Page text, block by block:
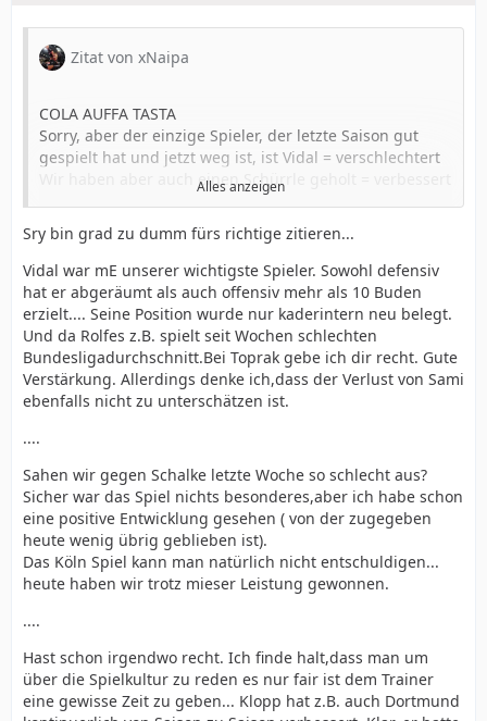
Zitat von xNaipa
COLA AUFFA TASTA
Sorry, aber der einzige Spieler, der letzte Saison gut
gespielt hat und jetzt weg ist, ist Vidal = verschlechtert
Wir haben aber auch einen Schürrle geholt = verbessert
Außerdem noch einen Toprak, der, wie man sieht, eine
gute bis sehr gute Verstärkung für die Defensive ist.
Wo ist da unser Kader schlechter?
....
Hat man ja an den Beispielen Köln und jetzt Freiburg
gesehen. Wir sehen gegen jeden Gegner schlecht aus.
.....
Als Heynckes noch hier war, wollte man so einen Fußball
nicht sehen (und da waren die meisten Spiele nett
anzusehen). Jetzt wird das wieder toleriert? Klasse...
Alles anzeigen
Sry bin grad zu dumm fürs richtige zitieren...
Vidal war mE unserer wichtigste Spieler. Sowohl defensiv
hat er abgeräumt als auch offensiv mehr als 10 Buden
erzielt.... Seine Position wurde nur kaderintern neu belegt.
Und da Rolfes z.B. spielt seit Wochen schlechten
Bundesligadurchschnitt.Bei Toprak gebe ich dir recht. Gute
Verstärkung. Allerdings denke ich,dass der Verlust von Sami
ebenfalls nicht zu unterschätzen ist.
....
Sahen wir gegen Schalke letzte Woche so schlecht aus?
Sicher war das Spiel nichts besonderes,aber ich habe schon
eine positive Entwicklung gesehen ( von der zugegeben
heute wenig übrig geblieben ist).
Das Köln Spiel kann man natürlich nicht entschuldigen...
heute haben wir trotz mieser Leistung gewonnen.
....
Hast schon irgendwo recht. Ich finde halt,dass man um
über die Spielkultur zu reden es nur fair ist dem Trainer
eine gewisse Zeit zu geben... Klopp hat z.B. auch Dortmund